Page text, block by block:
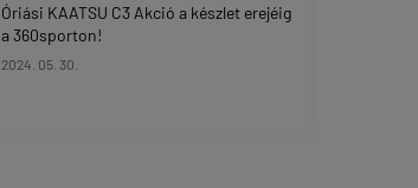
Óriási KAATSU C3 Akció a készlet erejéig
a 360sporton!
2024. 05. 30.